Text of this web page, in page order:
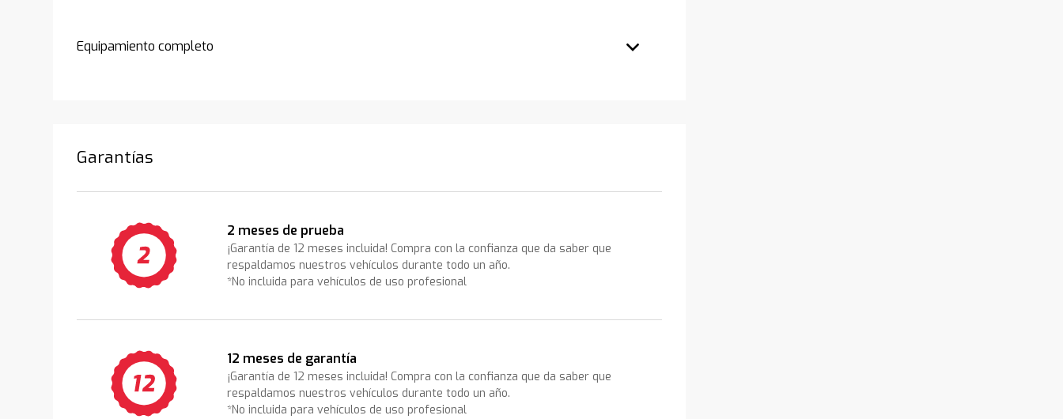
Equipamiento completo
Garantías
2 meses de prueba
¡Garantía de 12 meses incluida! Compra con la confianza que da saber que
respaldamos nuestros vehículos durante todo un año.
*No incluida para vehículos de uso profesional
12 meses de garantía
¡Garantía de 12 meses incluida! Compra con la confianza que da saber que
respaldamos nuestros vehículos durante todo un año.
*No incluida para vehículos de uso profesional